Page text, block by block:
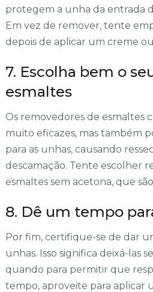
protegem a unha da entrada
Em vez de remover, tente
depois de aplicar um creme
7. Escolha bem o
esmaltes
Os removedores de esmaltes
muito eficazes, mas também
para as unhas, causando
descamação. Tente escolher
esmaltes sem acetona, que
8. Dê um tempo
Por fim, certifique-se de dar
unhas. Isso significa deixá-las
quando para permitir que
tempo, aproveite para aplicar